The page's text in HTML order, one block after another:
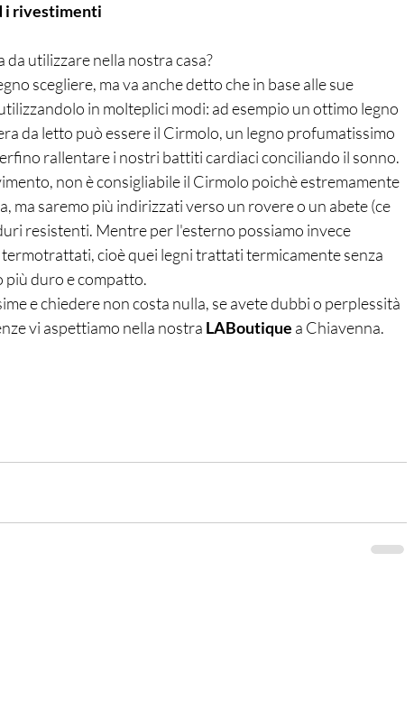
i rivestimenti
da utilizzare nella nostra casa?
scegliere, ma va anche detto che in base alle sue
in molteplici modi: ad esempio un ottimo legno
da letto può essere il Cirmolo, un legno profumatissimo
rallentare i nostri battiti cardiaci conciliando il sonno.
non è consigliabile il Cirmolo poichè estremamente
ma saremo più indirizzati verso un rovere o un abete (ce
resistenti. Mentre per l'esterno possiamo invece
cioè quei legni trattati termicamente senza
più duro e compatto.
e chiedere non costa nulla, se avete dubbi o perplessità
vi aspettiamo nella nostra LABoutique a Chiavenna.